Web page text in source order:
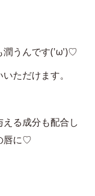
潤うんです('ω')♡
ただけます。
る成分も配合し
唇に♡